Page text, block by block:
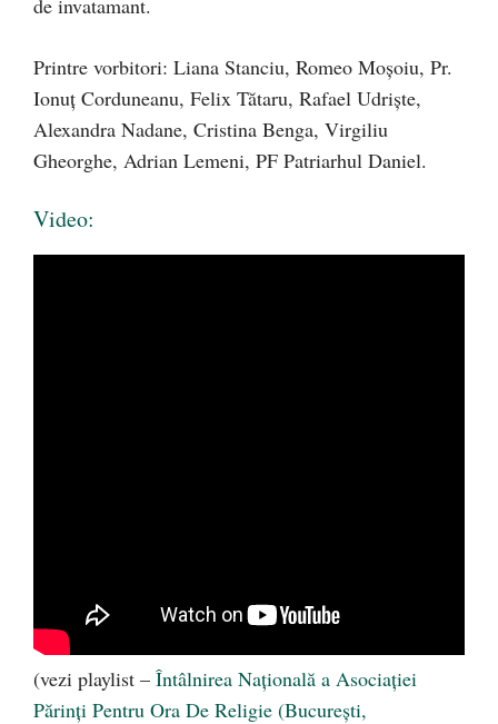
de invatamant.
Printre vorbitori: Liana Stanciu, Romeo Moșoiu, Pr.
Ionuț Corduneanu, Felix Tătaru, Rafael Udriște,
Alexandra Nadane, Cristina Benga, Virgiliu
Gheorghe, Adrian Lemeni, PF Patriarhul Daniel.
Video:
(vezi playlist – Întâlnirea Naţională a Asociaţiei
Părinţi Pentru Ora De Religie (Bucureşti,